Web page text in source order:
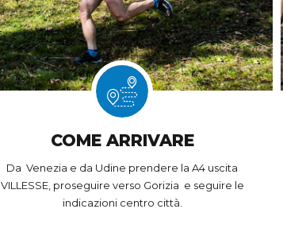
COME ARRIVARE
Da Venezia e da Udine prendere la A4 uscita
VILLESSE, proseguire verso Gorizia e seguire le
indicazioni centro città.